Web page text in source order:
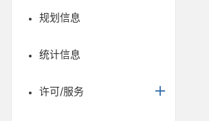
规划信息
统计信息
许可/服务